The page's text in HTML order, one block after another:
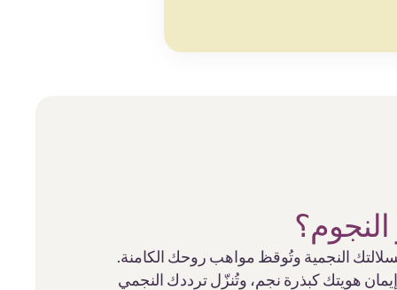
النجمية وتُوقظ مواهب روحك الكامنة.
هويتك كبذرة نجم، وتُنزّل ترددك النجمي